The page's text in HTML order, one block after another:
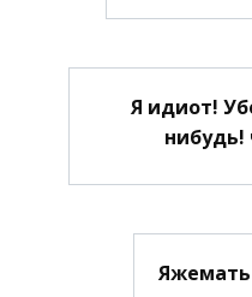
Я идиот!
нибудь!
Яжемать